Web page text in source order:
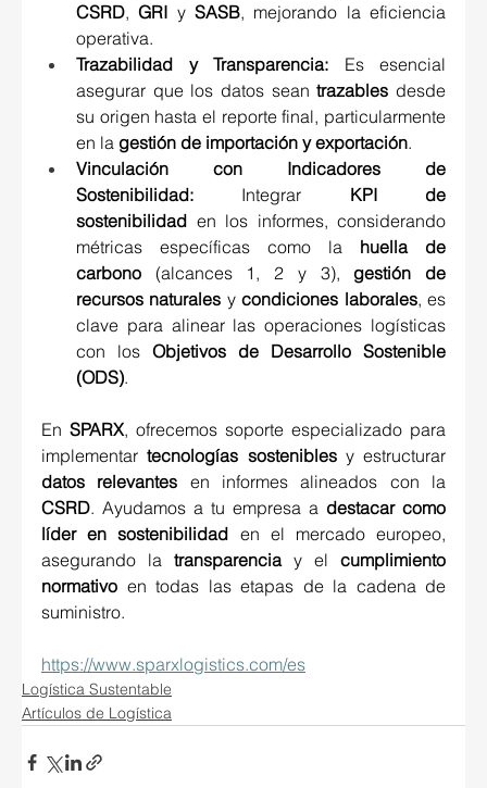
CSRD, GRI y SASB, mejorando la eficiencia
operativa.
Trazabilidad y Transparencia: Es esencial
asegurar que los datos sean trazables desde
su origen hasta el reporte final, particularmente
en la gestión de importación y exportación.
Vinculación con Indicadores de
Sostenibilidad: Integrar KPI de
sostenibilidad en los informes, considerando
métricas específicas como la huella de
carbono (alcances 1, 2 y 3), gestión de
recursos naturales y condiciones laborales, es
clave para alinear las operaciones logísticas
con los Objetivos de Desarrollo Sostenible
(ODS).
En SPARX, ofrecemos soporte especializado para
implementar tecnologías sostenibles
datos relevantes
CSRD. Ayudamos a tu empresa a destacar como
líder en sostenibilidad en el mercado europeo,
asegurando la transparencia y el cumplimiento
normativo en todas las etapas de la cadena de
suministro.
https://www.sparxlogistics.com/es
Logística Sustentable
Artículos de Logística